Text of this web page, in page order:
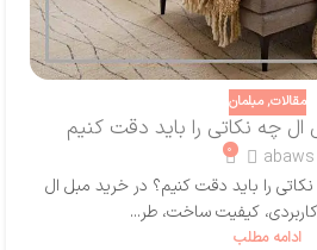
مقالات,مبلمان
چه نکاتی را باید دقت کنیم
abaws ۰
را باید دقت کنیم؟ در خرید مبل ال
کاربردی، کیفیت ساخت، طر...
ادامه مطلب